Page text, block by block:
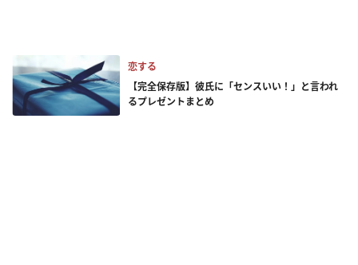
恋する
【完全保存版】彼氏に「センスいい！」と言われ
るプレゼントまとめ